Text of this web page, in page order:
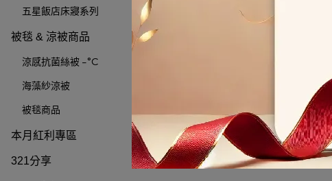
五星飯店床寢系列
被毯 & 涼被商品
涼感抗菌絲被 -°C
海藻紗涼被
被毯商品
本月紅利專區
321分享